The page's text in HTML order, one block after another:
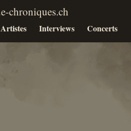
Artistes Interviews Concerts